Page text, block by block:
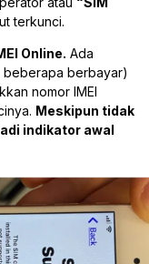
terkunci.
Online. Ada
berbayar)
nomor IMEI
Meskipun tidak
indikator awal